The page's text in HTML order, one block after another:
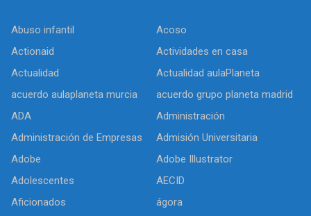
Abuso infantil
Acoso
Actionaid
Actividades en casa
Actualidad
Actualidad aulaPlaneta
acuerdo aulaplaneta murcia
acuerdo grupo planeta madrid
ADA
Administración
Administración de Empresas
Admisión Universitaria
Adobe
Adobe Illustrator
Adolescentes
AECID
Aficionados
ágora